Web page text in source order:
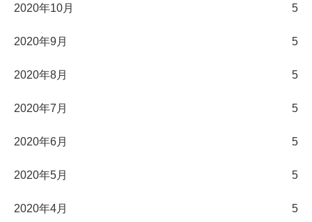
2020年10月 5
2020年9月 5
2020年8月 5
2020年7月 5
2020年6月 5
2020年5月 5
2020年4月 5